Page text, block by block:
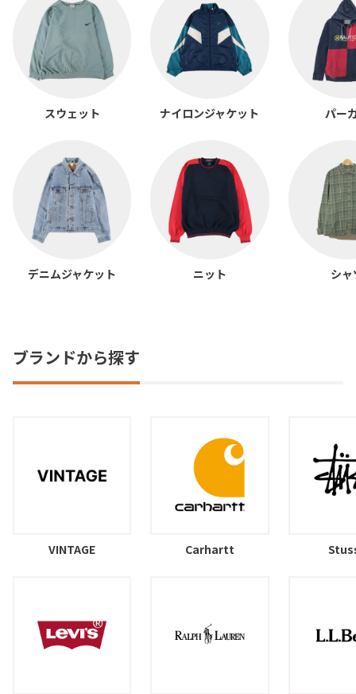
スウェット ナイロンジャケット パー
デニムジャケット ニット シャ
ブランドから探す
VINTAGE Carhartt